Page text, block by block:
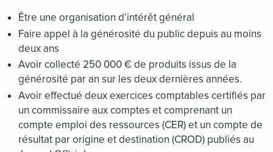
Être une organisation d’intérêt général
Faire appel à la générosité du public depuis au moins
deux ans
Avoir collecté 250 000 € de produits issus de la
générosité par an sur les deux dernières années.
Avoir effectué deux exercices comptables certifiés par
un commissaire aux comptes et comprenant un
compte emploi des ressources (CER) et un compte de
résultat par origine et destination (CROD) publiés au